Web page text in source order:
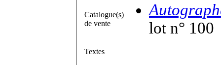
Catalogue(s)
de vente
lot n° 100
Textes